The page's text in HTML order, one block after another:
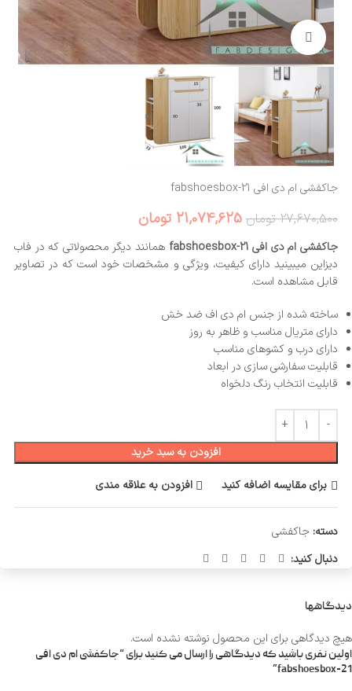
بزرگنمایی تصویر
جاکفشی ام دی افی fabshoesbox-21
27,670,500 تومان 21,074,625 تومان
جاکفشی ام دی افی fabshoesbox-21
همانند دیگر محصولاتی که در فاب
دیزاین میبینید دارای کیفیت، ویژگی و مشخصات خود است که در تصاویر
قابل مشاهده است.
ساخته شده از جنس ام دی اف ضد خش
دارای متریال مناسب و ظاهر به روز
دارای درب و کشوهای مناسب
قابلیت سفارشی سازی در ابعاد
قابلیت انتخاب رنگ دلخواه
افزودن به سبد خرید
برای مقایسه اضافه کنید
افزودن به علاقه مندی
دسته: جاکفشی
دنبال کنید:
دیدگاهها
هیچ دیدگاهی برای این محصول نوشته نشده است.
اولین نفری باشید که دیدگاهی را ارسال می کنید برای “جاکفشی ام دی افی
fabshoesbox-21”